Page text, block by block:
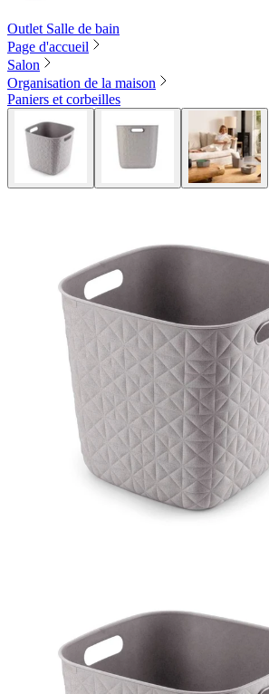
Outlet Salle de bain
Page d'accueil
Salon
Organisation de la maison
Paniers et corbeilles